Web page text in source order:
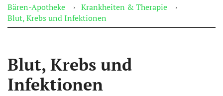
Bären-Apotheke
Krankheiten & Therapie
Blut, Krebs und Infektionen
Blut, Krebs und
Infektionen